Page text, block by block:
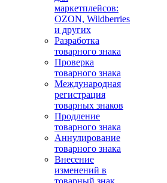
маркетплейсов:
OZON, Wildberries
и других
Разработка
товарного знака
Проверка
товарного знака
Международная
регистрация
товарных знаков
Продление
товарного знака
Аннулирование
товарного знака
Внесение
изменений в
товарный знак